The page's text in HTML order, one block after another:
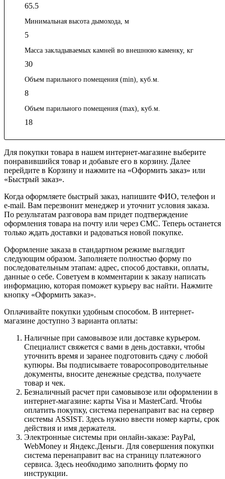
65.5
Минимальная высота дымохода, м
5
Масса закладываемых камней во внешнюю каменку, кг
30
Объем парильного помещения (min), куб.м.
8
Объем парильного помещения (max), куб.м.
18
Для покупки товара в нашем интернет-магазине выберите
понравившийся товар и добавьте его в корзину. Далее
перейдите в Корзину и нажмите на «Оформить заказ» или
«Быстрый заказ».
Когда оформляете быстрый заказ, напишите ФИО, телефон и
e-mail. Вам перезвонит менеджер и уточнит условия заказа.
По результатам разговора вам придет подтверждение
оформления товара на почту или через СМС. Теперь останется
только ждать доставки и радоваться новой покупке.
Оформление заказа в стандартном режиме выглядит
следующим образом. Заполняете полностью форму по
последовательным этапам: адрес, способ доставки, оплаты,
данные о себе. Советуем в комментарии к заказу написать
информацию, которая поможет курьеру вас найти. Нажмите
кнопку «Оформить заказ».
Оплачивайте покупки удобным способом. В интернет-
магазине доступно 3 варианта оплаты:
Наличные при самовывозе или доставке курьером.
Специалист свяжется с вами в день доставки, чтобы
уточнить время и заранее подготовить сдачу с любой
купюры. Вы подписываете товаросопроводительные
документы, вносите денежные средства, получаете
товар и чек.
Безналичный расчет при самовывозе или оформлении в
интернет-магазине: карты Visa и MasterCard. Чтобы
оплатить покупку, система перенаправит вас на сервер
системы ASSIST. Здесь нужно ввести номер карты, срок
действия и имя держателя.
Электронные системы при онлайн-заказе: PayPal,
WebMoney и Яндекс.Деньги. Для совершения покупки
система перенаправит вас на страницу платежного
сервиса. Здесь необходимо заполнить форму по
инструкции.